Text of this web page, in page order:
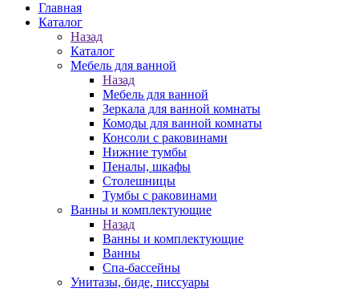
Главная
Каталог
Назад
Каталог
Мебель для ванной
Назад
Мебель для ванной
Зеркала для ванной комнаты
Комоды для ванной комнаты
Консоли с раковинами
Нижние тумбы
Пеналы, шкафы
Столешницы
Тумбы с раковинами
Ванны и комплектующие
Назад
Ванны и комплектующие
Ванны
Спа-бассейны
Унитазы, биде, писсуары